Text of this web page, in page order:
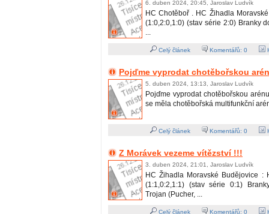
6. duben 2024, 20:45, Jaroslav Ludvík
HC Chotěboř . HC Žihadla
(1:0,2:0,1:0) (stav série 2:0) Branky
...
Celý článek Komentářů: 0
Pojďme vyprodat chotěbořskou
5. duben 2024, 13:13, Jaroslav Ludvík
Pojďme vyprodat chotěbořskou
se měla chotěbořská multifunkční
Celý článek Komentářů: 0
Z Morávek vezeme vítězství !!!
3. duben 2024, 21:01, Jaroslav Ludvík
HC Žihadla Moravské Budějovice :
(1:1,0:2,1:1) (stav série 0:1)
Trojan (Pucher, ...
Celý článek Komentářů: 0